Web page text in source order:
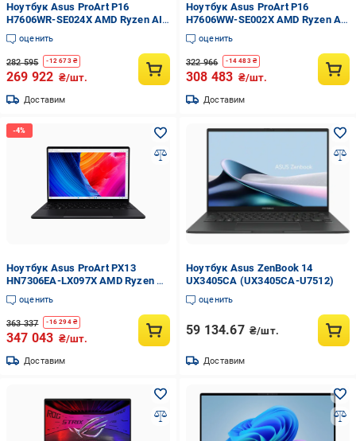
Ноутбук Asus ProArt P16
H7606WR-SE024X AMD Ryzen AI
9 HX 370 64 Гб 2 Тб SSD RTX 5070
Ti W11 Pro Nano Black
(90NB17D1-M00140)
оценить
282 595 -12 673₴
269 922 ₴/шт.
Доставим
Ноутбук Asus ProArt P16
H7606WW-SE002X AMD Ryzen AI
9 HX 370 64 Гб 2 Тб SSD RTX 5080
W11 Pro Nano Black (90NB17F1-
M000C0)
оценить
322 966 -14 483₴
308 483 ₴/шт.
Доставим
Ноутбук Asus ProArt PX13
HN7306EA-LX097X AMD Ryzen AI
MAX+ 395 128 Гб 1 Тб SSD
Radeon Graphics W11 Pro Nano
Black (90NB17X1-M00850)
оценить
363 337 -16 294₴
347 043 ₴/шт.
Доставим
Ноутбук Asus ZenBook 14
UX3405CA (UX3405CA-U7512)
оценить
59 134.67 ₴/шт.
Доставим